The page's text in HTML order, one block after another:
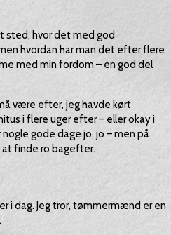
sted, hvor det med god
hvordan har man det efter flere
med min fordom – en god del
være efter, jeg havde kørt
i flere uger efter – eller okay i
gode dage jo, jo – men på
at finde ro bagefter.
i dag. Jeg tror, tømmermænd er en